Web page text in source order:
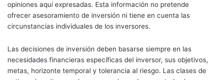
opiniones aquí expresadas. Esta información no pretende
ofrecer asesoramiento de inversión ni tiene en cuenta las
circunstancias individuales de los inversores.
Las decisiones de inversión deben basarse siempre en las
necesidades financieras específicas del inversor, sus objetivos,
metas, horizonte temporal y tolerancia al riesgo. Las clases de